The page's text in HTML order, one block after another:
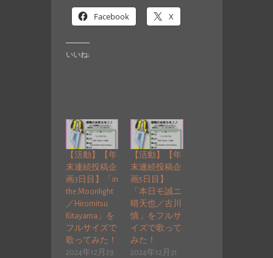
Facebook X
いいね:
【活動】【年
末連続投稿企
画3日目】「in
the Moonlight
／Hiromitsu
Kitayama」を
フルサイズで
歌ってみた！
2024年12月29
【活動】【年
末連続投稿企
画5日目】
「本日モ誠ニ
晴天也／古川
慎」をフルサ
イズで歌って
みた！
2024年12月31